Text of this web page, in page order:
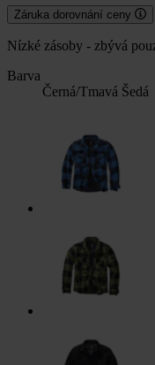
Záruka dorovnání ceny
Nízké zásoby - zbývá
Barva
Černá/Tmavá Šedá